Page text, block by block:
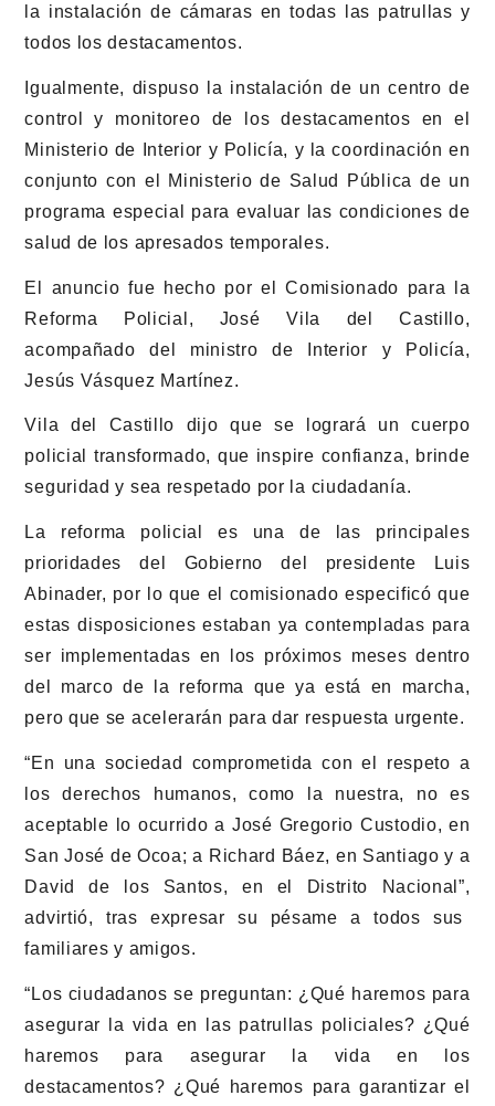
la instalación de cámaras en todas las patrullas y
todos los destacamentos.
Igualmente, dispuso la instalación de un centro de
control y monitoreo de los destacamentos en el
Ministerio de Interior y Policía, y la coordinación en
conjunto con el Ministerio de Salud Pública de un
programa especial para evaluar las condiciones de
salud de los apresados temporales.
El anuncio fue hecho por el Comisionado para la
Reforma Policial, José Vila del Castillo,
acompañado del ministro de Interior y Policía,
Jesús Vásquez Martínez.
Vila del Castillo dijo que se logrará un cuerpo
policial transformado, que inspire confianza, brinde
seguridad y sea respetado por la ciudadanía.
La reforma policial es una de las principales
prioridades del Gobierno del presidente Luis
Abinader, por lo que el comisionado especificó que
estas disposiciones estaban ya contempladas para
ser implementadas en los próximos meses dentro
del marco de la reforma que ya está en marcha,
pero que se acelerarán para dar respuesta urgente.
“En una sociedad comprometida con el respeto a
los derechos humanos, como la nuestra, no es
aceptable lo ocurrido a José Gregorio Custodio, en
San José de Ocoa; a Richard Báez, en Santiago y a
David de los Santos, en el Distrito Nacional”,
advirtió, tras expresar su pésame a todos sus
familiares y amigos.
“Los ciudadanos se preguntan: ¿Qué haremos para
asegurar la vida en las patrullas policiales? ¿Qué
haremos para asegurar la vida en los
destacamentos? ¿Qué haremos para garantizar el